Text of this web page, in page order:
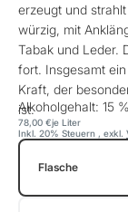
erzeugt und
würzig, mit
Tabak und Leder.
fort. Insgesamt
Kraft, der
ist.
Alkoholgehalt: 15
je Liter
78,00 €
Inkl. 20% Steuern , exkl.
Flasche